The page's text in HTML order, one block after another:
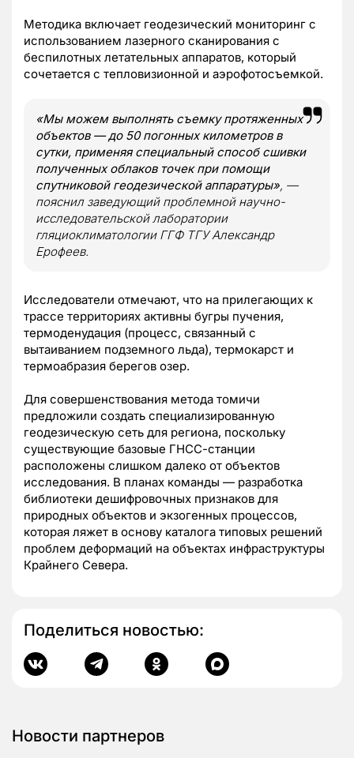
Методика включает геодезический мониторинг с
использованием лазерного сканирования с
беспилотных летательных аппаратов, который
сочетается с тепловизионной и аэрофотосъемкой.
«Мы можем выполнять съемку протяженных
объектов — до 50 погонных километров в
сутки, применяя специальный способ сшивки
полученных облаков точек при помощи
спутниковой геодезической аппаратуры», —
пояснил заведующий проблемной научно-
исследовательской лаборатории
гляциоклиматологии ГГФ ТГУ Александр
Ерофеев.
Исследователи отмечают, что на прилегающих к
трассе территориях активны бугры пучения,
термоденудация (процесс, связанный с
вытаиванием подземного льда), термокарст и
термоабразия берегов озер.
Для совершенствования метода томичи
предложили создать специализированную
геодезическую сеть для региона, поскольку
существующие базовые ГНСС-станции
расположены слишком далеко от объектов
исследования. В планах команды — разработка
библиотеки дешифровочных признаков для
природных объектов и экзогенных процессов,
которая ляжет в основу каталога типовых решений
проблем деформаций на объектах инфраструктуры
Крайнего Севера.
Поделиться новостью:
Новости партнеров